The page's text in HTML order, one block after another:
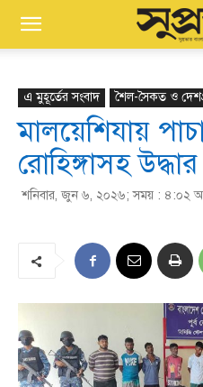
এ মুহূর্তের সংবাদ শৈল-সৈকত ও
মালয়েশিযায়
রোহিঙ্গাসহ
শনিবার, জুন ৬, ২০২৬; সময় : ৪:০২